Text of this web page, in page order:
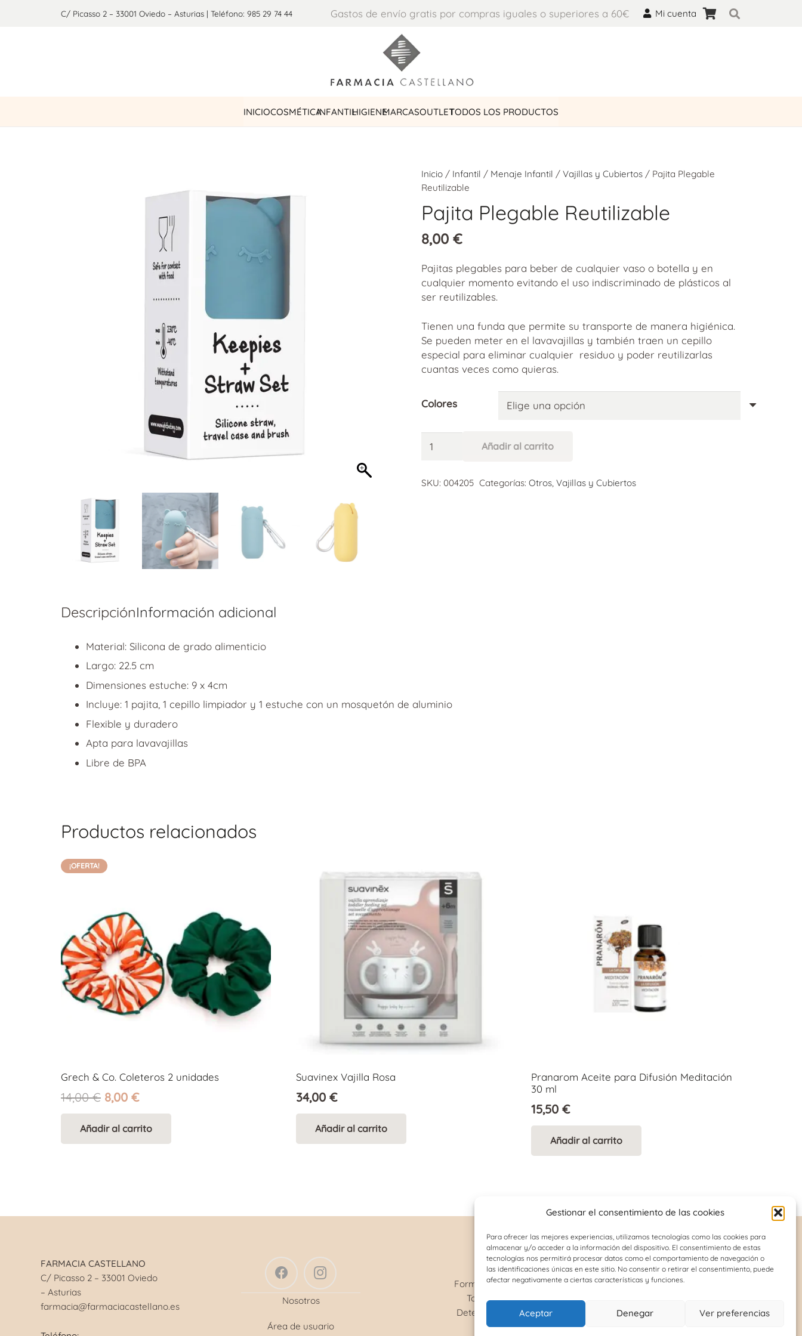
Gestionar el consentimiento de las cookies
Para ofrecer las mejores experiencias, utilizamos tecnologías como las cookies para
almacenar y/o acceder a la información del dispositivo. El consentimiento de estas
tecnologías nos permitirá procesar datos como el comportamiento de navegación o
las identificaciones únicas en este sitio. No consentir o retirar el consentimiento, puede
afectar negativamente a ciertas características y funciones.
Aceptar Denegar Ver preferencias
C/ Picasso 2 – 33001 Oviedo – Asturias | Teléfono: 985 29 74 44 Gastos de envío gratis por compras iguales o superiores a 60€ Mi cuenta
INICIOCOSMÉTICAINFANTILHIGIENEMARCASOUTLETTODOS LOS PRODUCTOS
Inicio / Infantil / Menaje Infantil /Vajillas y Cubiertos / Pajita Plegable
Reutilizable
Pajita Plegable Reutilizable
8,00€
Pajitas plegables para beber de cualquier vaso o botella y en
cualquier momento evitando el uso indiscriminado de plásticos al
ser reutilizables.
Tienen una funda que permite su transporte de manera higiénica.
Se pueden meter en el lavavajillas y también traen un cepillo
especial para eliminar cualquier residuo y poder reutilizarlas
cuantas veces como quieras.
Colores
Plegable
cantidad
Añadir al carrito
SKU:004205 Categorías:Otros ,Vajillas y Cubiertos
DescripciónInformación adicional
Material: Silicona de grado alimenticio
Largo: 22.5 cm
Dimensiones estuche: 9 x 4cm
Incluye: 1 pajita, 1 cepillo limpiador y 1 estuche con un mosquetón de aluminio
Flexible y duradero
Apta para lavavajillas
Libre de BPA
Productos relacionados
¡OFERTA!
Grech & Co. Coleteros 2 unidades
14,00€ El
precio
original
era:
8,00 €El
precio
actual
es:
Añadir al carrito
Suavinex Vajilla Rosa
34,00€
Añadir al carrito
Pranarom Aceite para Difusión Meditación
30 ml
15,50€
Añadir al carrito
FARMACIA CASTELLANO
C/ Picasso 2 – 33001 Oviedo
– Asturias
farmacia@farmaciacastellano.es
Nosotros
Área de usuario
SERVICIOS
Formulación magistral
Toma de tensión
Determinación grupo
sanguíneo
INFORMACIÓN DE INTERÉS
Política de cookies (UE)
Términos y condiciones